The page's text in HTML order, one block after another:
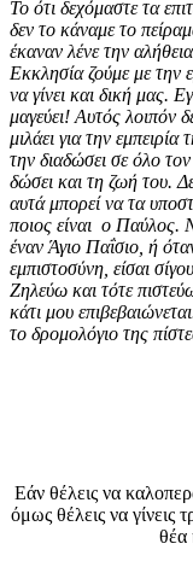
Το ότι δεχόμαστε τα
δεν το κάναμε το
έκαναν λένε την
Εκκλησία ζούμε με την
να γίνει και δική μας.
μαγεύει! Αυτός λοιπόν
μιλάει για την
την διαδώσει σε όλο
δώσει και τη ζωή του.
αυτά μπορεί να τα
ποιος είναι ο Παύλος.
έναν Άγιο Παΐσιο, ή
εμπιστοσύνη, είσαι
Ζηλεύω και τότε
κάτι μου
το δρομολόγιο της
Εάν θέλεις να
όμως θέλεις να γίνεις
θέα